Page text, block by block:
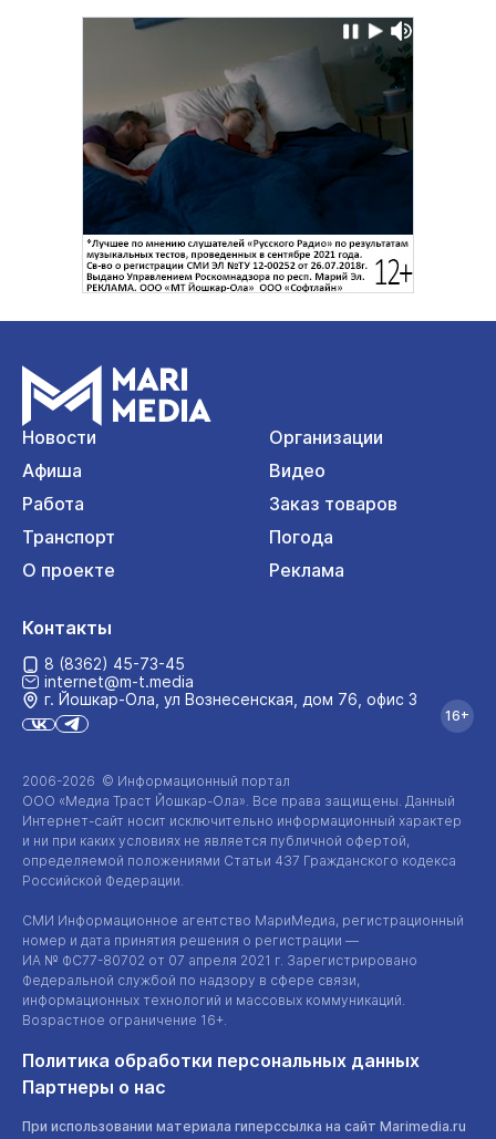
Новости
Организации
Афиша
Видео
Работа
Заказ товаров
Транспорт
Погода
О проекте
Реклама
2006-2026 © Информационный портал
ООО «Медиа Траст Йошкар-Ола». Все права защищены. Данный
Интернет-сайт носит исключительно информационный характер
и ни при каких условиях не является публичной офертой,
определяемой положениями Статьи 437 Гражданского кодекса
Российской Федерации.
СМИ Информационное агентство МариМедиа, регистрационный
номер и дата принятия решения о регистрации —
ИА № ФС77-80702 от 07 апреля 2021 г. Зарегистрировано
Федеральной службой по надзору в сфере связи,
информационных технологий и массовых коммуникаций.
Возрастное ограничение 16+.
Политика обработки персональных данных
Партнеры о нас
При использовании материала гиперссылка на сайт Marimedia.ru
Контакты
8 (8362) 45-73-45
internet@m-t.media
г. Йошкар‑Ола, ул Вознесенская, дом 76, офис 3
16+